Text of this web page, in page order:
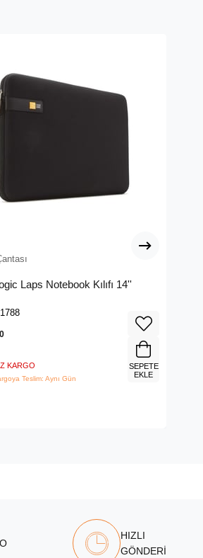
Laps Notebook Kılıfı 14''
KARGO
Teslim: Aynı Gün
SEPETE
EKLE
HIZLI
GÖNDERİ